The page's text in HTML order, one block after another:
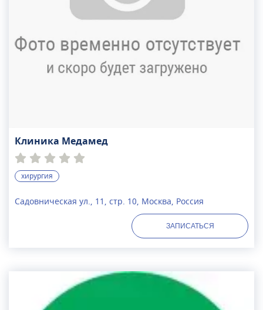
Клиника Медамед
хирургия
Садовническая ул., 11, стр. 10, Москва, Россия
ЗАПИСАТЬСЯ